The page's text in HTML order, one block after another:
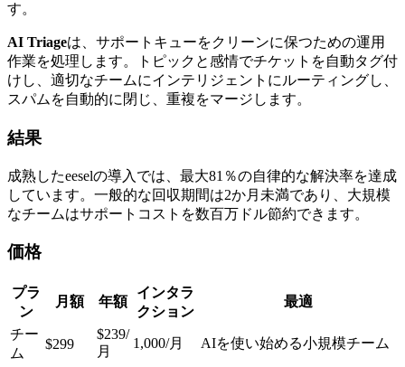
す。
AI Triageは、サポートキューをクリーンに保つための運用
作業を処理します。トピックと感情でチケットを自動タグ付
けし、適切なチームにインテリジェントにルーティングし、
スパムを自動的に閉じ、重複をマージします。
結果
成熟したeeselの導入では、最大81％の自律的な解決率を達成
しています。一般的な回収期間は2か月未満であり、大規模
なチームはサポートコストを数百万ドル節約できます。
価格
プラ
ン
月額 年額
インタラ
クション
最適
チー
ム
$299
$239/
月
1,000/月 AIを使い始める小規模チーム